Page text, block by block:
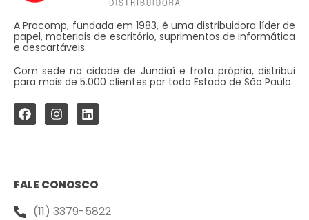
A Procomp, fundada em 1983, é uma distribuidora líder de
papel, materiais de escritório, suprimentos de informática
e descartáveis.
Com sede na cidade de Jundiaí e frota própria, distribui
para mais de 5.000 clientes por todo Estado de São Paulo.
FALE CONOSCO
(11) 3379-5822